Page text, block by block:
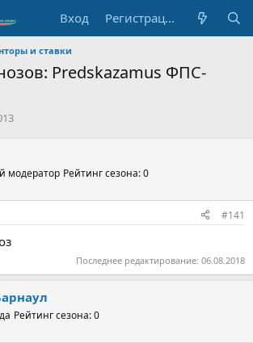
Вход Регистрация
и ставки
Predskazamus ФПС-
модератор Рейтинг сезона: 0
#141
Последнее редактирование: 06.08.2018
Рейтинг сезона: 0